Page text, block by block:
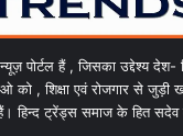
पोर्टल हैं , जिसका उद्देश्य
को , शिक्षा एवं रोजगार से जुड़ी
हिन्द ट्रेंड्स समाज के हित सदेव